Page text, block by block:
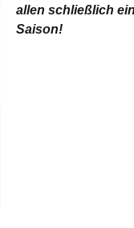
allen schließlich
Saison!